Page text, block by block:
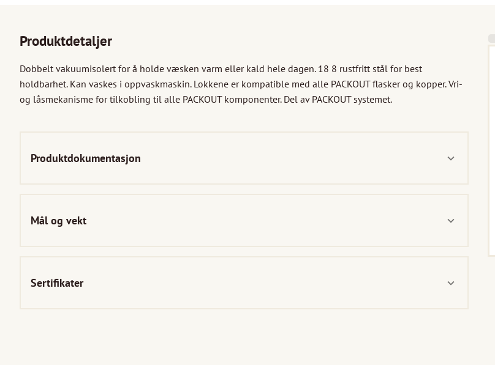
Produktdetaljer
Dobbelt vakuumisolert for å holde væsken varm eller kald hele dagen. 18 8 rustfritt stål for best
holdbarhet. Kan vaskes i oppvaskmaskin. Lokkene er kompatible med alle PACKOUT flasker og kopper. Vri-
og låsmekanisme for tilkobling til alle PACKOUT komponenter. Del av PACKOUT systemet.
Produktdokumentasjon
Mål og vekt
Sertifikater